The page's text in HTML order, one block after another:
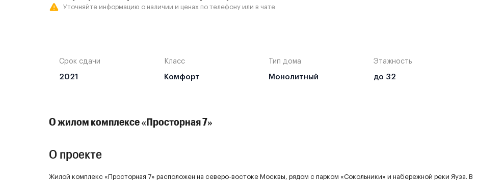
Уточняйте информацию о наличии и ценах по телефону или в чате
Срок сдачи
2021
Класс
Комфорт
Тип дома
Монолитный
Этажность
до 32
О жилом комплексе «Просторная 7»
О проекте
Жилой комплекс «Просторная 7» расположен на северо-востоке Москвы, рядом с парком «Сокольники» и набережной реки Яуза. В